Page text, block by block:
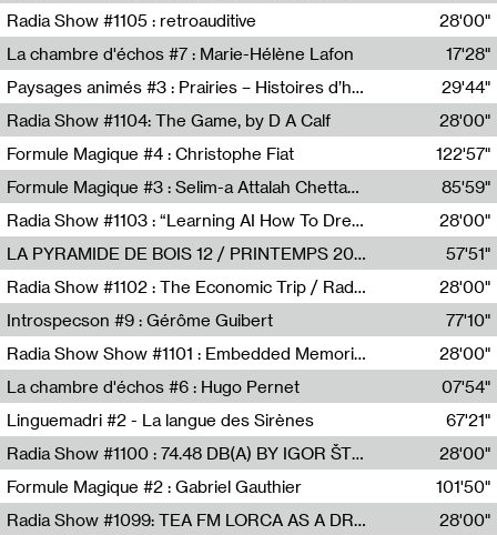
Pierrick Mouton,Bathi Diabaye
Radia Show #1105 : retroauditive
Soundart Radio
28'00"
La chambre d'échos #7 : Marie-Hélène Lafon
Revue Les Chambres,Marie-Hélène Lafon
17'28"
Paysages animés #3 : Prairies – Histoires d’herbes et d’humains
Anne Simon
29'44"
Radia Show #1104: The Game, by D A Calf
Radio One NZ
28'00"
Formule Magique #4 : Christophe Fiat
Nathalie Lacroix
122'57"
Formule Magique #3 : Selim-a Attalah Chettaoui
Nathalie Lacroix,Selim-a Attalah Chettaoui
85'59"
Radia Show #1103 : “Learning AI How To Dream” by Sebastian Dingens (Radio Campus Bruxelles)
Radio Campus Bruxelles
28'00"
LA PYRAMIDE DE BOIS 12 / PRINTEMPS 2026
Sammy Stein
57'51"
Radia Show #1102 : The Economic Trip / Radio Grenouille
Radio Grenouille
28'00"
Introspecson #9 : Gérôme Guibert
Pierre Henry,Gérôme Guibert
77'10"
Radia Show Show #1101 : Embedded Memories by Jimmy Peggie / radioart106
Jimmy Peggie,radioart106
28'00"
La chambre d'échos #6 : Hugo Pernet
Revue Les Chambres,Hugo Pernet
07'54"
Linguemadri #2 - La langue des Sirènes
Meris Angioletti
67'21"
Radia Show #1100 : 74.48 DB(A) BY IGOR ŠTROMAJER FOR RADIO X
radio x
28'00"
Formule Magique #2 : Gabriel Gauthier
Nathalie Lacroix,Gabriel Gauthier
101'50"
Radia Show #1099: TEA FM LORCA AS A DREAM
28'00"